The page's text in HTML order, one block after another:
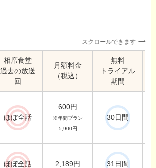
スクロールできます
相席食堂
過去の放送
回
月額料金
（税込）
無料
トライアル
期間
ほぼ全話
600円
※年間プラン
5,900円
30日間
ほぼ全話 2,189円 31日間